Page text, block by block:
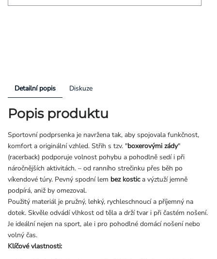
Detailní popis Diskuze
Popis produktu
Sportovní podprsenka je navržena tak, aby spojovala funkčnost,
komfort a originální vzhled. Střih s tzv. "boxerovými zády"
(racerback) podporuje volnost pohybu a pohodlně sedí i při
náročnějších aktivitách. – od ranního strečinku přes běh po
víkendové túry. Pevný spodní lem bez kostic a výztuží jemně
podpírá, aniž by omezoval.
Použitý materiál je pružný, lehký, rychleschnoucí a příjemný na
dotek. Skvěle odvádí vlhkost od těla a drží tvar i při častém nošení.
Je ideální nejen na sport, ale i pro pohodlné domácí nošení nebo
volný čas.
Klíčové vlastnosti: